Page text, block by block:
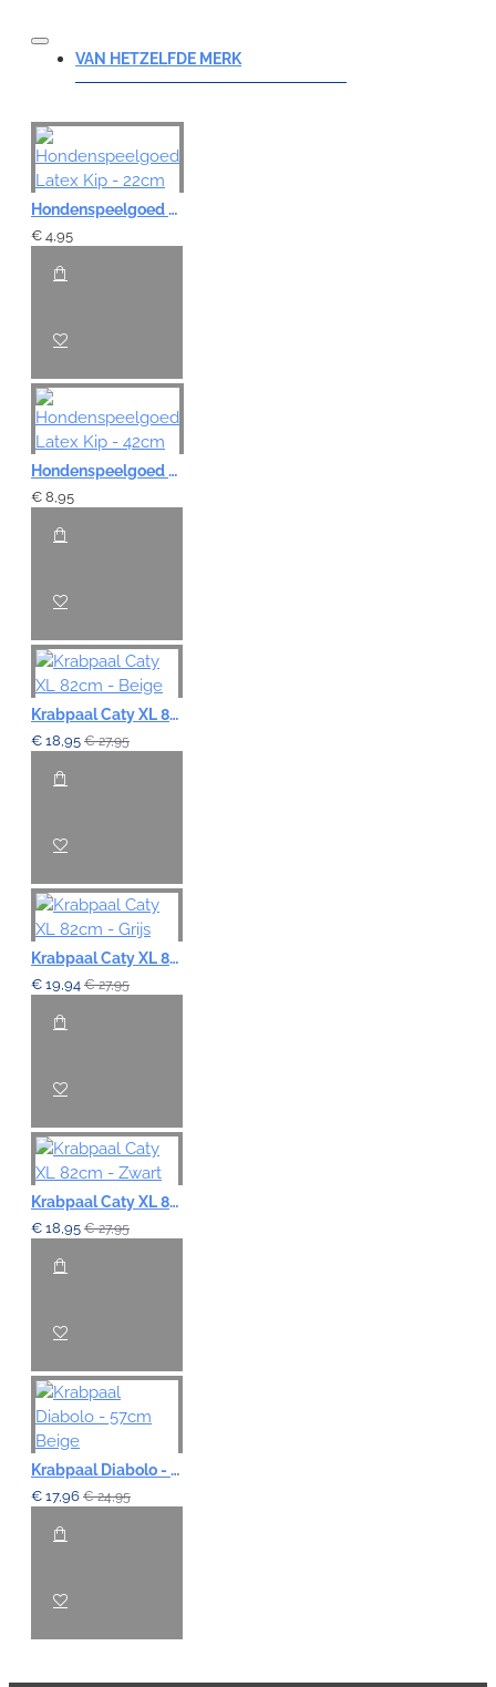
VAN HETZELFDE MERK
Hondenspeelgoed Latex Kip - 22cm
€ 4,95
Hondenspeelgoed Latex Kip - 42cm
€ 8,95
Krabpaal Caty XL 82cm - Beige
€ 18,95 € 27,95
Krabpaal Caty XL 82cm - Grijs
€ 19,94 € 27,95
Krabpaal Caty XL 82cm - Zwart
€ 18,95 € 27,95
Krabpaal Diabolo - 57cm Beige
€ 17,96 € 24,95